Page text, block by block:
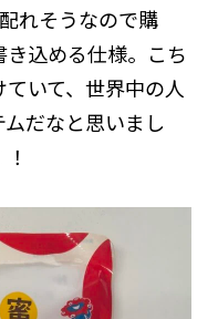
れそうなので購
込める仕様。こち
いて、世界中の人
だなと思いまし